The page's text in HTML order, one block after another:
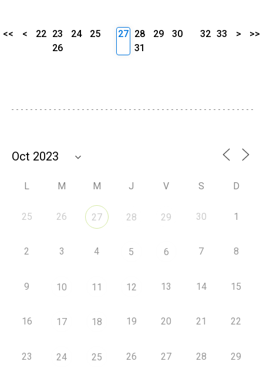
<< < 22 23 24
25
26
27 28 29
30
31
32 33 > >>
L M M J V S D
25 26 27 28 29 30 1
2 3 4 5 6 7 8
9 10 11 12 13 14 15
16 17 18 19 20 21 22
23 24 25 26 27 28 29